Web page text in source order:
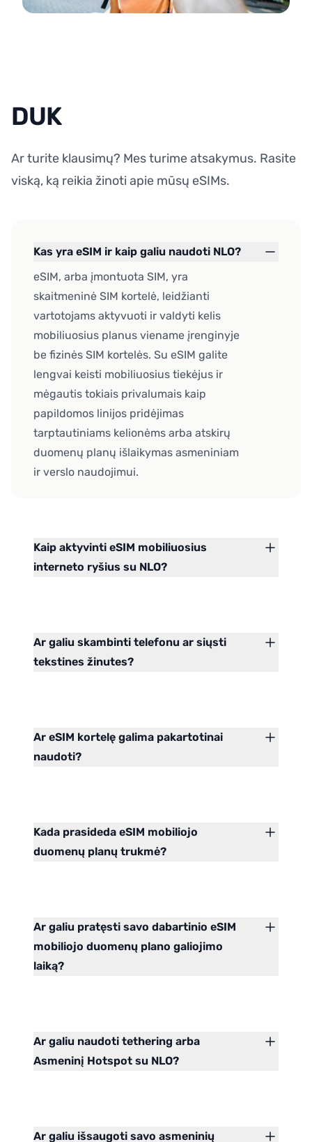
DUK
Ar turite klausimų? Mes turime atsakymus. Rasite
viską, ką reikia žinoti apie mūsų eSIMs.
Kas yra eSIM ir kaip galiu naudoti NLO?
eSIM, arba įmontuota SIM, yra
skaitmeninė SIM kortelė, leidžianti
vartotojams aktyvuoti ir valdyti kelis
mobiliuosius planus viename įrenginyje
be fizinės SIM kortelės. Su eSIM galite
lengvai keisti mobiliuosius tiekėjus ir
mėgautis tokiais privalumais kaip
papildomos linijos pridėjimas
tarptautiniams kelionėms arba atskirų
duomenų planų išlaikymas asmeniniam
ir verslo naudojimui.
Kaip aktyvinti eSIM mobiliuosius
interneto ryšius su NLO?
Ar galiu skambinti telefonu ar siųsti
tekstines žinutes?
Ar eSIM kortelę galima pakartotinai
naudoti?
Kada prasideda eSIM mobiliojo
duomenų planų trukmė?
Ar galiu pratęsti savo dabartinio eSIM
mobiliojo duomenų plano galiojimo
laiką?
Ar galiu naudoti tethering arba
Asmeninį Hotspot su NLO?
Ar galiu išsaugoti savo asmeninių